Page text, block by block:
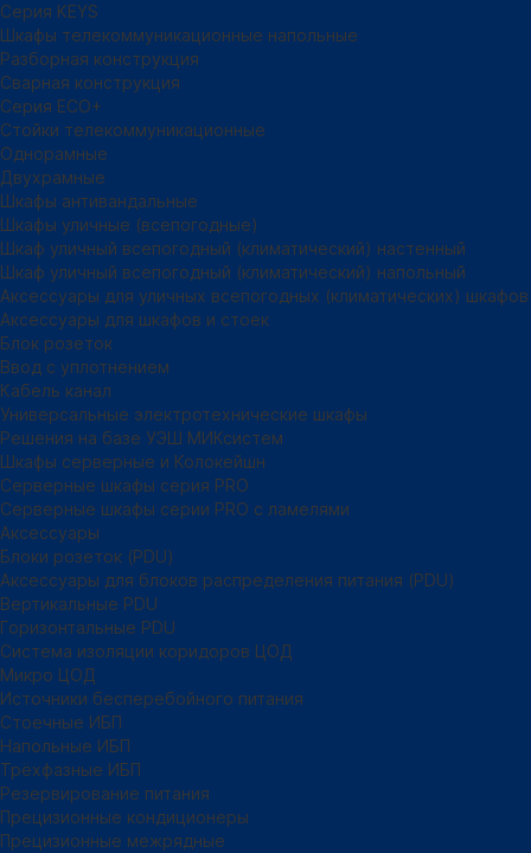
Cерия KEYS
Шкафы телекоммуникационные напольные
Разборная конструкция
Сварная конструкция
Серия ECO+
Стойки телекоммуникационные
Однорамные
Двухрамные
Шкафы антивандальные
Шкафы уличные (всепогодные)
Шкаф уличный всепогодный (климатический) настенный
Шкаф уличный всепогодный (климатический) напольный
Аксессуары для уличных всепогодных (климатических) шкафов
Аксессуары для шкафов и стоек
Блок розеток
Ввод с уплотнением
Кабель канал
Универсальные электротехнические шкафы
Решения на базе УЭШ МИКсистем
Шкафы серверные и Колокейшн
Серверные шкафы серия PRO
Серверные шкафы серии PRO с ламелями
Аксессуары
Блоки розеток (PDU)
Аксессуары для блоков распределения питания (PDU)
Вертикальные PDU
Горизонтальные PDU
Система изоляции коридоров ЦОД
Микро ЦОД
Источники бесперебойного питания
Стоечные ИБП
Напольные ИБП
Трёхфазные ИБП
Резервирование питания
Прецизионные кондиционеры
Прецизионные межрядные